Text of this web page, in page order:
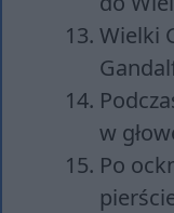
Wielki
w
Po